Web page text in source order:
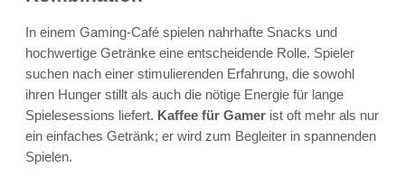
In einem Gaming-Café spielen nahrhafte Snacks und
hochwertige Getränke eine entscheidende Rolle. Spieler
suchen nach einer stimulierenden Erfahrung, die sowohl
ihren Hunger stillt als auch die nötige Energie für lange
Spielesessions liefert. Kaffee für Gamer ist oft mehr als nur
ein einfaches Getränk; er wird zum Begleiter in spannenden
Spielen.